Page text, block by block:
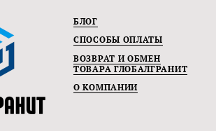
БЛОГ
СПОСОБЫ ОПЛАТЫ
ВОЗВРАТ И ОБМЕН
ТОВАРА ГЛОБАЛГРАНИТ
О КОМПАНИИ